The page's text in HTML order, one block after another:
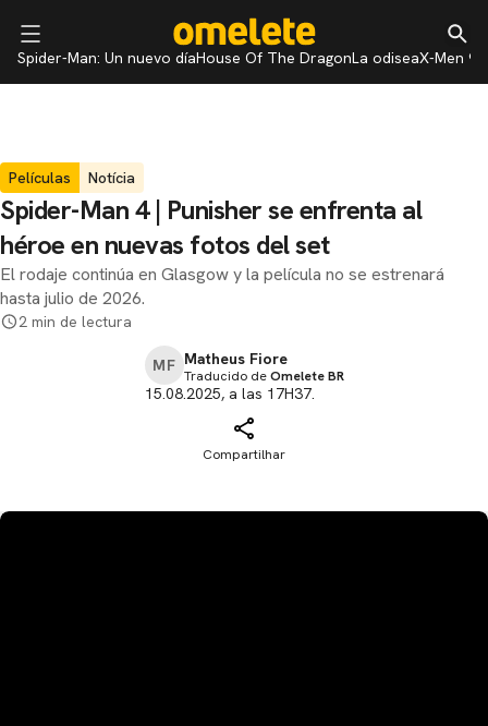
Spider-Man: Un nuevo díaHouse Of The DragonLa odiseaX-Men 97
Películas Notícia
Spider-Man 4 | Punisher se enfrenta al
héroe en nuevas fotos del set
El rodaje continúa en Glasgow y la película no se estrenará
hasta julio de 2026.
2 min de lectura
MF Matheus Fiore
Traducido deOmelete BR
15.08.2025, a las 17H37.
Compartilhar